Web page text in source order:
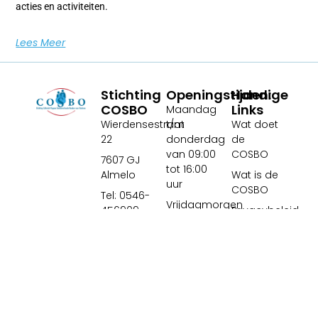
acties en activiteiten.
Lees Meer
Stichting
COSBO
Wierdensestraat
22
7607 GJ
Almelo
Tel: 0546-
456909
Openingstijden:
Maandag
t/m
donderdag
van 09:00
tot 16:00
uur
Vrijdagmorgen
Handige
Links
Wat doet
de
COSBO
Wat is de
COSBO
Privacybeleid